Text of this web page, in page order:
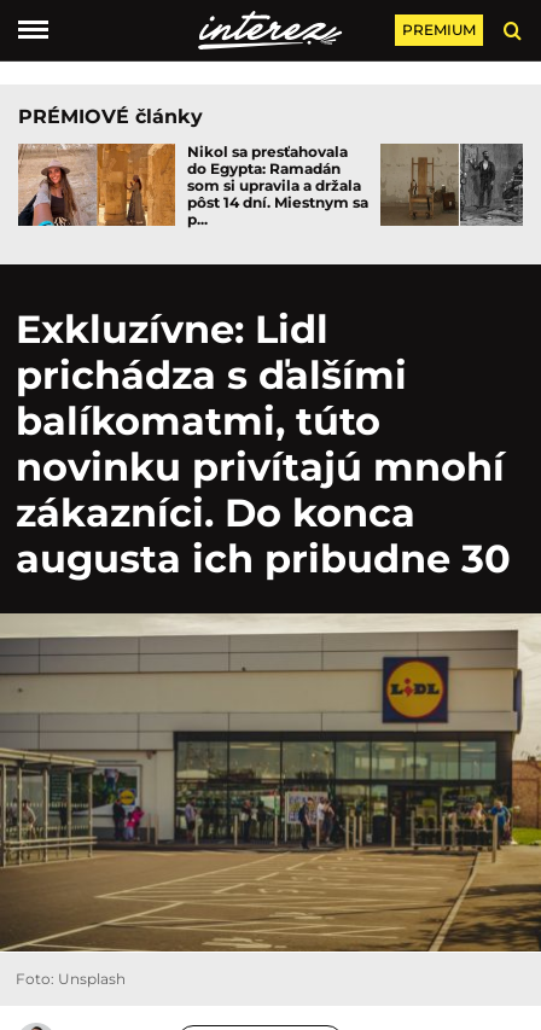
PREMIUM
PRÉMIOVÉ články
Nikol sa presťahovala
do Egypta: Ramadán
som si upravila a držala
pôst 14 dní. Miestnym sa
p...
Exkluzívne: Lidl
prichádza s ďalšími
balíkomatmi, túto
novinku privítajú mnohí
zákazníci. Do konca
augusta ich pribudne 30
Foto: Unsplash